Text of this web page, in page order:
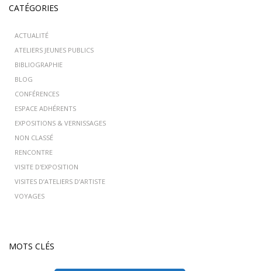
CATÉGORIES
ACTUALITÉ
ATELIERS JEUNES PUBLICS
BIBLIOGRAPHIE
BLOG
CONFÉRENCES
ESPACE ADHÉRENTS
EXPOSITIONS & VERNISSAGES
NON CLASSÉ
RENCONTRE
VISITE D'EXPOSITION
VISITES D’ATELIERS D’ARTISTE
VOYAGES
MOTS CLÉS